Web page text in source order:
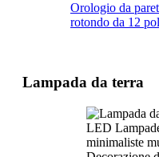
Orologio da
rotondo da 12
Lampada da terra